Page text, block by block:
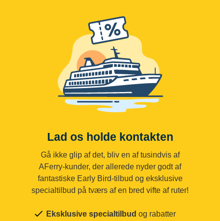
Lad os holde kontakten
Gå ikke glip af det, bliv en af tusindvis af
AFerry-kunder, der allerede nyder godt af
fantastiske Early Bird-tilbud og eksklusive
specialtilbud på tværs af en bred vifte af ruter!
Eksklusive specialtilbud og rabatter